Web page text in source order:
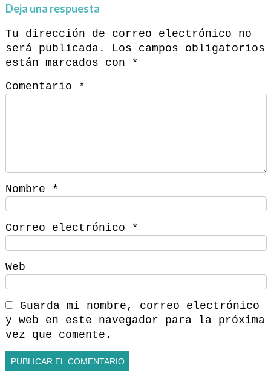
Deja una respuesta
Tu dirección de correo electrónico no
será publicada.
Los campos obligatorios
están marcados con
*
Comentario
*
Nombre *
Correo electrónico *
Web
Guarda mi nombre, correo electrónico
y web en este navegador para la próxima
vez que comente.